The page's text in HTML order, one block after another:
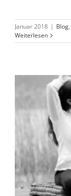
Januar 2018 | Blog,
Weiterlesen